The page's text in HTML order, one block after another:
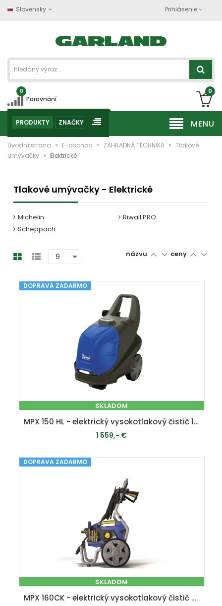
Slovensky Prihlásenie
0
Porovnání
0
MENU
PRODUKTY ZNAČKY
Úvodní strana » E-obchod » ZÁHRADNÁ TECHNIKA » Tlakové
umývačky » Elektrické
Tlakové umývačky - Elektrické
Michelin
Scheppach
Riwall PRO
názvu ceny
DOPRAVA ZADARMO
SKLADOM
MPX 150 HL - elektrický vysokotlakový čistič 150 bar
1 559,- €
PRIDAŤ DO KOŠÍKA
DOPRAVA ZADARMO
SKLADOM
MPX 160CK - elektrický vysokotlakový čistič s indučkným motorom 160 bar